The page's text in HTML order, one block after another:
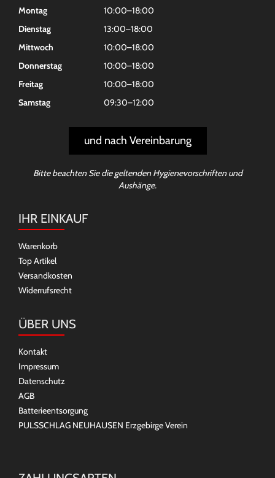
Montag
10:00–18:00
Dienstag
13:00–18:00
Mittwoch
10:00–18:00
Donnerstag
10:00–18:00
Freitag
10:00–18:00
Samstag
09:30–12:00
und nach Vereinbarung
Bitte beachten Sie die geltenden Hygienevorschriften und
Aushänge.
IHR EINKAUF
Warenkorb
Top Artikel
Versandkosten
Widerrufsrecht
ÜBER UNS
Kontakt
Impressum
Datenschutz
AGB
Batterieentsorgung
PULSSCHLAG NEUHAUSEN Erzgebirge Verein